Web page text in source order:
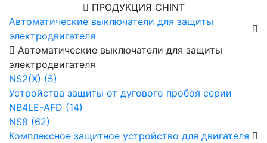
ПРОДУКЦИЯ CHINT
Автоматические выключатели для защиты
электродвигателя
Автоматические выключатели для защиты
электродвигателя
NS2(X) (5)
Устройства защиты от дугового пробоя серии
NB4LE-AFD (14)
NS8 (62)
Комплексное защитное устройство для двигателя